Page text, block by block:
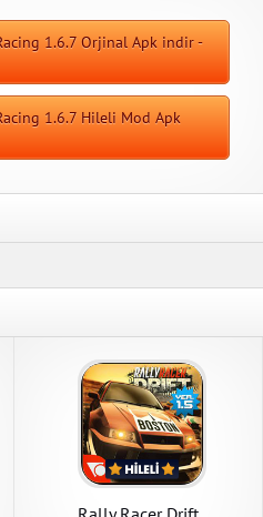
1.6.7 Orjinal Apk indir -
1.6.7 Hileli Mod Apk